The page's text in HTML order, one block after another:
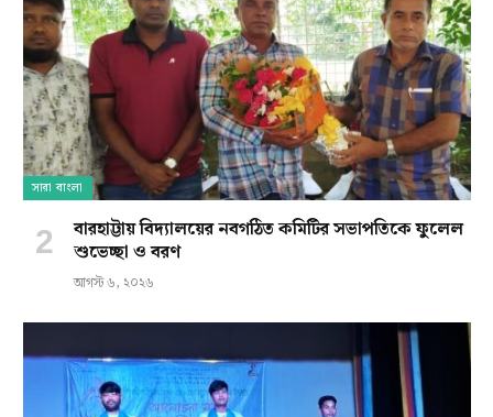
সারা বাংলা
বারহাট্টায় বিদ্যালয়ের নবগঠিত কমিটির সভাপতিকে ফুলেল
শুভেচ্ছা ও বরণ
আগস্ট ৬, ২০২৬